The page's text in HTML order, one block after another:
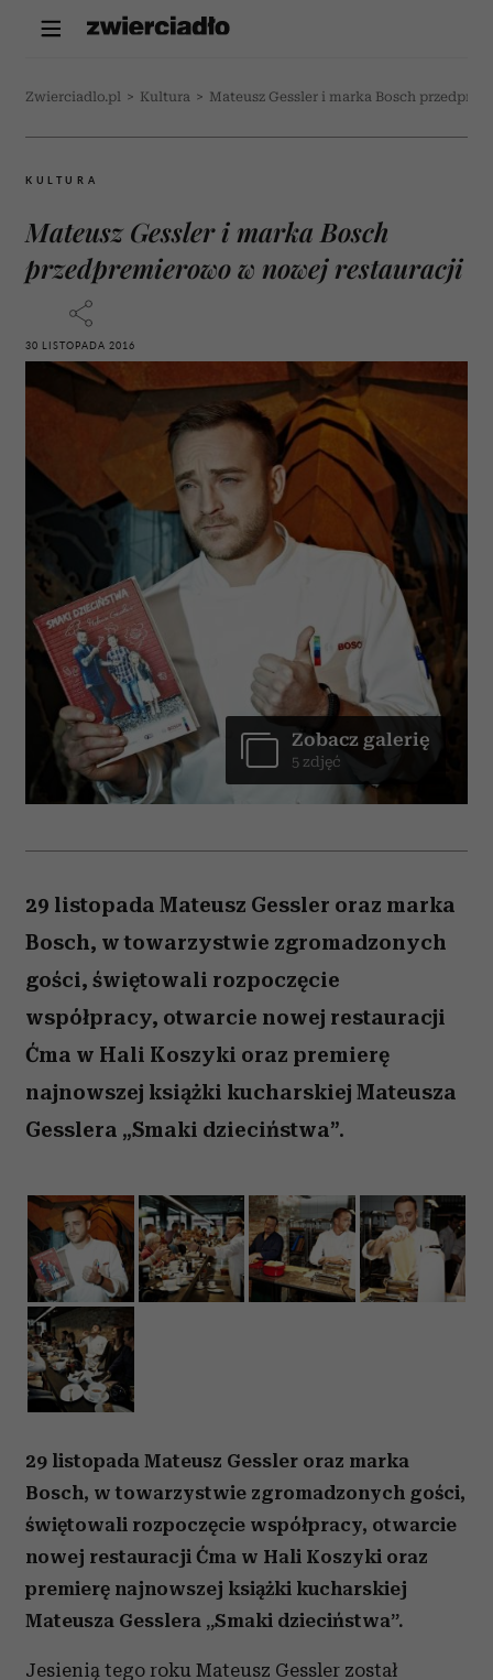
Zwierciadlo.pl > Kultura > Mateusz Gessler i marka Bosch
KULTURA
Mateusz Gessler i marka Bosch
przedpremierowo w nowej restauracji
30 LISTOPADA 2016
Zobacz galerię
5 zdjęć
29 listopada Mateusz Gessler oraz marka
Bosch, w towarzystwie zgromadzonych
gości, świętowali rozpoczęcie
współpracy, otwarcie nowej restauracji
Ćma w Hali Koszyki oraz premierę
najnowszej książki kucharskiej Mateusza
Gesslera „Smaki dzieciństwa”.
29 listopada Mateusz Gessler oraz marka
Bosch, w towarzystwie zgromadzonych gości,
świętowali rozpoczęcie współpracy, otwarcie
nowej restauracji Ćma w Hali Koszyki oraz
premierę najnowszej książki kucharskiej
Mateusza Gesslera „Smaki dzieciństwa”.
Jesienią tego roku Mateusz Gessler został